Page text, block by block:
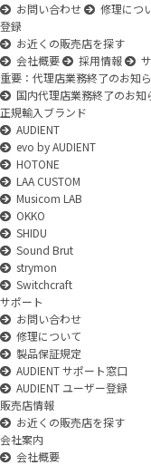
お問い合わせ 修理につ
登録
お近くの販売店を探す
会社概要
採用情報
重要：代理店業務終了のお知
国内代理店業務終了のお知
正規輸入ブランド
AUDIENT
evo by AUDIENT
HOTONE
LAA CUSTOM
Musicom LAB
OKKO
SHIDU
Sound Brut
strymon
Switchcraft
サポート
お問い合わせ
修理について
製品保証規定
AUDIENT サポート窓口
AUDIENT ユーザー登録
販売店情報
お近くの販売店を探す
会社案内
会社概要